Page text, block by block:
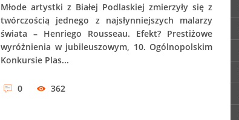
Młode artystki z Białej Podlaskiej zmierzyły się z
twórczością jednego z najsłynniejszych malarzy
świata – Henriego Rousseau. Efekt? Prestiżowe
wyróżnienia w jubileuszowym, 10. Ogólnopolskim
Konkursie Plas...
0 362